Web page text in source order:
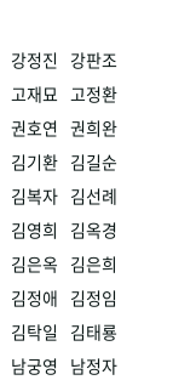
강정진
강판조
고재묘 고정환
권호연 권희완
김기환 김길순
김복자 김선례
김영희
김옥경
김은옥 김은희
김정애 김정임
김탁일
김태룡
남궁영
남정자